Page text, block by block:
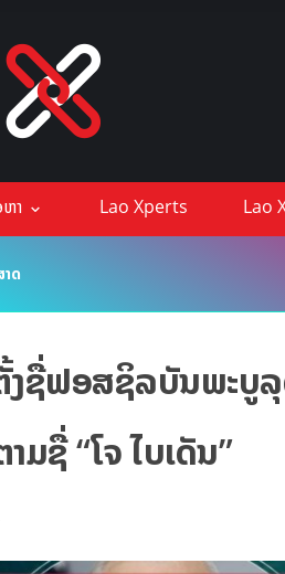
ຫາ Lao Xperts Lao
ດ
ງຊື່ຟອສຊິລບັນພະບູ
ມຊື່ “ໂຈ ໄບເດັນ”